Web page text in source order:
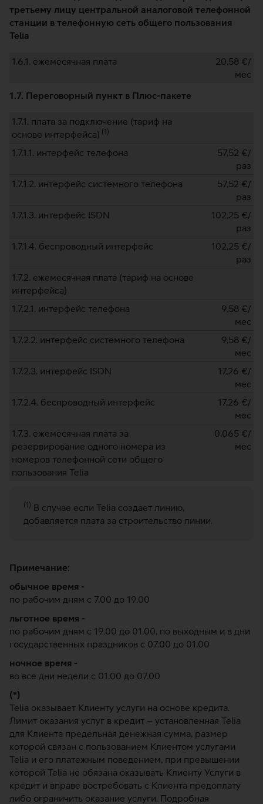
третьему лицу центральной аналоговой телефонной
станции в телефонную сеть общего пользования
Telia
1.6.1. ежемесячная плата 20,58 €/
мес
1.7. Переговорный пункт в Плюс-пакете
1.7.1. плата за подключение (тариф на
основе интерфейса) (1 )
1.7.1.1. интерфейс телефона 57,52 €/
раз
1.7.1.2. интерфейс системного телефона
57,52 €/
раз
1.7.1.3. интерфейс ISDN
102,25 €/
раз
1.7.1.4. беспроводный интерфейс
102,25 €/
раз
1.7.2. ежемесячная плата (тариф на основе
интерфейса)
1.7.2.1. интерфейс телефона
9,58 €/
мес
1.7.2.2. интерфейс системного телефона
9,58 €/
мес
1.7.2.3. интерфейс ISDN
17,26 €/
мес
1.7.2.4. беспроводный интерфейс
17,26 €/
мес
1.7.3. ежемесячная плата за
резервирование одного номера из
номеров телефонной сети общего
пользования Telia
0,065 €/
мес
(1) В случае если Telia создает линию,
добавляется плата за строительство линии.
Примечание:
обычное время -
по рабочим дням с 7.00 до 19.00
льготное время -
по рабочим дням с 19.00 до 01.00, по выходным и в дни
государственных праздников с 07.00 до 01.00
ночное время -
во все дни недели с 01.00 до 07.00
(*)
Telia оказывает Клиенту услуги на основе кредита.
Лимит оказания услуг в кредит – установленная Telia
для Клиента предельная денежная сумма, размер
которой связан с пользованием Клиентом услугами
Telia и его платежным поведением, при превышении
которой Telia не обязана оказывать Клиенту Услуги в
кредит и вправе востребовать с Клиента предоплату
либо ограничить оказание услуги. Подробная